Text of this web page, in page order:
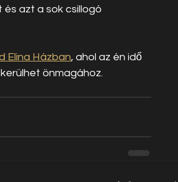
azt a sok csillogó
Elina Házban, ahol az én idő
önmagához.